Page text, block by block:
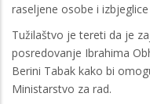
raseljene osobe i izbjeglice
Tužilaštvo je tereti da je
posredovanje Ibrahima
Berini Tabak kako bi
Ministarstvo za rad.